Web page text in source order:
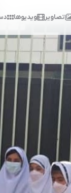
تصاویر ویدیوها